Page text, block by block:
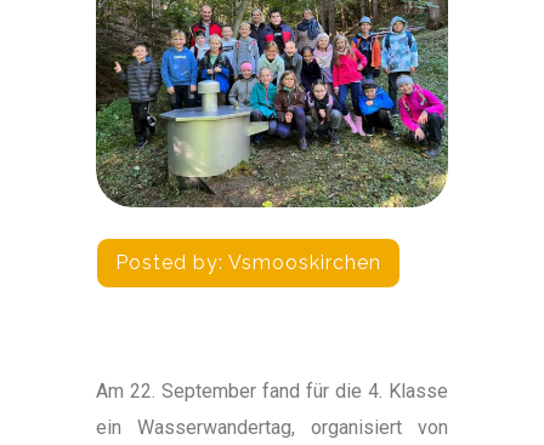
Posted by: Vsmooskirchen
Am 22. September fand für die 4. Klasse
ein Wasserwandertag, organisiert von